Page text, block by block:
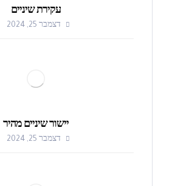
עקירת שיניים
דצמבר 25, 2024
יישור שיניים מהיר
דצמבר 25, 2024